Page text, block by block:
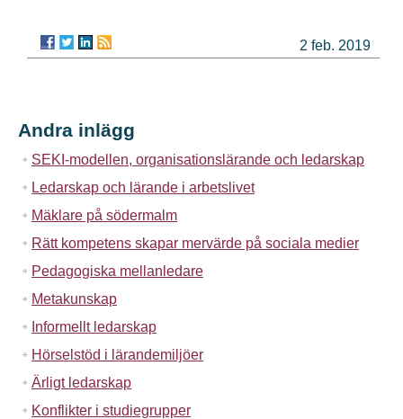
2 feb. 2019
Andra inlägg
SEKI-modellen, organisationslärande och ledarskap
Ledarskap och lärande i arbetslivet
Mäklare på södermalm
Rätt kompetens skapar mervärde på sociala medier
Pedagogiska mellanledare
Metakunskap
Informellt ledarskap
Hörselstöd i lärandemiljöer
Ärligt ledarskap
Konflikter i studiegrupper